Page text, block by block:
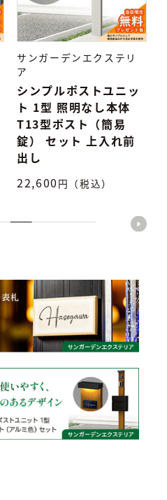
サンガーデンエクステリ
ア
タイル表札 TiNa ティ
ナ
7,500円（税込）